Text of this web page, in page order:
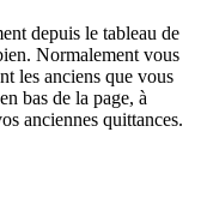
depuis le tableau de
Normalement vous
les anciens que vous
bas de la page, à
anciennes quittances.